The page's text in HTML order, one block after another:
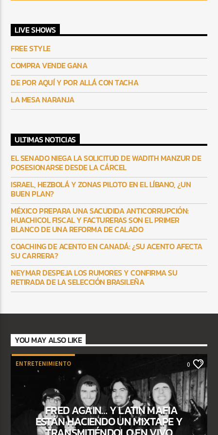
LIVE SHOWS
FREE STYLE
COMPRA VENDE GANA
DE POR AQUÍ Y POR ALLÁ CON TACHA
LA MESA NARANJA
ULTIMAS NOTICIAS
EL SENADO NIEGA LA SOLICITUD DE WADITH MANZUR DE
POSESIONARSE DESDE LA CÁRCEL
ISRAEL, HEZBOLÁ Y ZONAS PILOTO EN EL LÍBANO, ¿UN
BUEN PLAN?
MÉXICO PREPARA UNA SACUDIDA ANTICORRUPCIÓN:
HUACHICOL FISCAL Y FACTURERAS SON EL PRIMER
BLANCO DE UNA REFORMA DE CALADO
COACHING DE ACENTO EN CANADÁ: ¿SU ACENTO AFECTA
SU CARRERA?
NEYMAR DESPEJA LOS RUMORES Y CONFIRMA SU
RETIRADA DE LA SELECCIÓN BRASILEÑA
YOU MAY ALSO LIKE
ENTRETENIMIENTO 0
FRED AGAIN… Y LATIN MAFIA
ESTÁN HACIENDO UN MIXTAPE Y